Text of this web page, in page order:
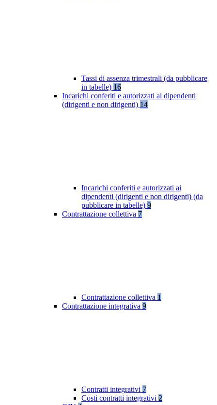
Tassi di assenza trimestrali (da pubblicare
in tabelle) 16
Incarichi conferiti e autorizzati ai dipendenti
(dirigenti e non dirigenti) 14
Incarichi conferiti e autorizzati ai
dipendenti (dirigenti e non dirigenti) (da
pubblicare in tabelle) 9
Contrattazione collettiva 7
Contrattazione collettiva 1
Contrattazione integrativa 9
Contratti integrativi 7
Costi contratti integrativi 2